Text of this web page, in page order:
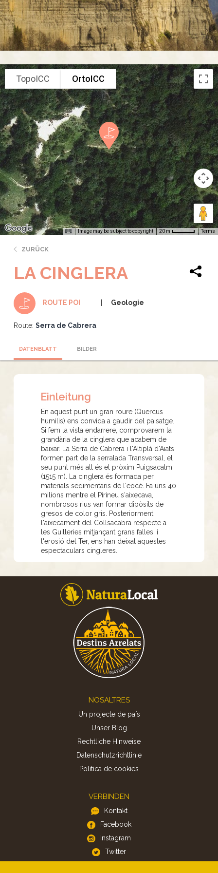
TopoICC OrtoICC
Image may be subject to copyright 20 m Terms
ZURÜCK
LA CINGLERA
ROUTE POI Geologie
Route: Serra de Cabrera
DATENBLATT BILDER
Einleitung
En aquest punt un gran roure (Quercus
humilis) ens convida a gaudir del paisatge.
Si fem la vista endarrere, comprovarem la
grandària de la cinglera que acabem de
baixar. La Serra de Cabrera i l'Altiplà d'Aiats
formen part de la serralada Transversal, el
seu punt més alt és el pròxim Puigsacalm
(1515 m). La cinglera és formada per
materials sedimentaris de l'eocè. Fa uns 40
milions mentre el Pirineu s'aixecava,
nombrosos rius van formar dipòsits de
gresos de color gris. Posteriorment
l'aixecament del Collsacabra respecte a
les Guilleries mitjançant grans falles, i
l'erosió del Ter, ens han deixat aquestes
espectaculars cingleres.
NOSALTRES
Un projecte de país
Unser Blog
Rechtliche Hinweise
Datenschutzrichtlinie
Politica de cookies
VERBINDEN
Kontakt
Facebook
Instagram
Twitter